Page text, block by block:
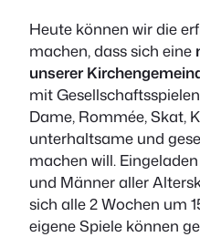
Heute können wir die
machen, dass sich eine
unserer
mit
Dame, Rommée, Skat,
unterhaltsame und
machen will.
und Männer aller
sich alle 2 Wochen um
eigene Spiele können